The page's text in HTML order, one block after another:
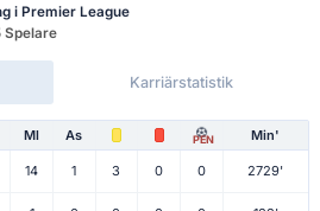
i Premier League
Spelare
Karriärstatistik
Ml As PEN Min'
14 1 3 0 0 2729'